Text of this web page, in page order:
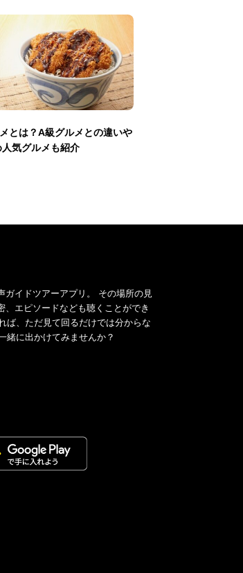
とは？A級グルメとの違いや
人気グルメも紹介
ガイドツアーアプリ。 その場所の見
エピソードなども聴くことができ
ば、ただ見て回るだけでは分からな
緒に出かけてみませんか？